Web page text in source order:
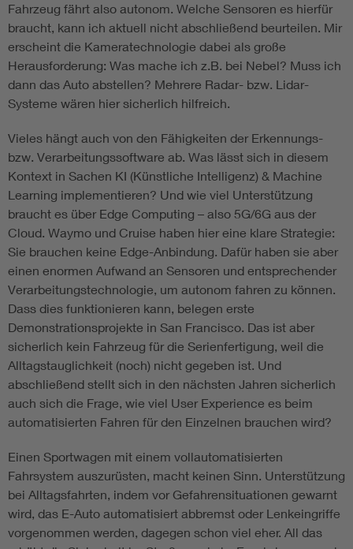
Fahrzeug fährt also autonom. Welche Sensoren es hierfür
braucht, kann ich aktuell nicht abschließend beurteilen. Mir
erscheint die Kameratechnologie dabei als große
Herausforderung: Was mache ich z.B. bei Nebel? Muss ich
dann das Auto abstellen? Mehrere Radar- bzw. Lidar-
Systeme wären hier sicherlich hilfreich.
Vieles hängt auch von den Fähigkeiten der Erkennungs-
bzw. Verarbeitungssoftware ab. Was lässt sich in diesem
Kontext in Sachen KI (Künstliche Intelligenz) & Machine
Learning implementieren? Und wie viel Unterstützung
braucht es über Edge Computing – also 5G/6G aus der
Cloud. Waymo und Cruise haben hier eine klare Strategie:
Sie brauchen keine Edge-Anbindung. Dafür haben sie aber
einen enormen Aufwand an Sensoren und entsprechender
Verarbeitungstechnologie, um autonom fahren zu können.
Dass dies funktionieren kann, belegen erste
Demonstrationsprojekte in San Francisco. Das ist aber
sicherlich kein Fahrzeug für die Serienfertigung, weil die
Alltagstauglichkeit (noch) nicht gegeben ist. Und
abschließend stellt sich in den nächsten Jahren sicherlich
auch sich die Frage, wie viel User Experience es beim
automatisierten Fahren für den Einzelnen brauchen wird?
Einen Sportwagen mit einem vollautomatisierten
Fahrsystem auszurüsten, macht keinen Sinn. Unterstützung
bei Alltagsfahrten, indem vor Gefahrensituationen gewarnt
wird, das E-Auto automatisiert abbremst oder Lenkeingriffe
vorgenommen werden, dagegen schon viel eher. All das